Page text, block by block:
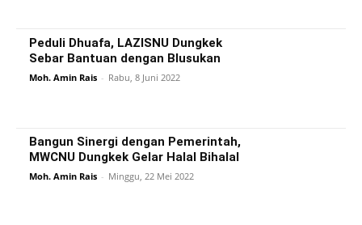
Peduli Dhuafa, LAZISNU Dungkek
Sebar Bantuan dengan Blusukan
Moh. Amin Rais - Rabu, 8 Juni 2022
Bangun Sinergi dengan Pemerintah,
MWCNU Dungkek Gelar Halal Bihalal
Moh. Amin Rais - Minggu, 22 Mei 2022